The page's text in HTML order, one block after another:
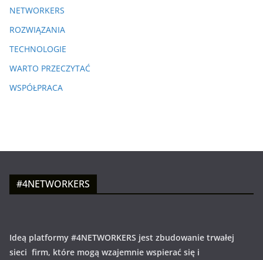
NETWORKERS
ROZWIĄZANIA
TECHNOLOGIE
WARTO PRZECZYTAĆ
WSPÓŁPRACA
#4NETWORKERS
Ideą platformy #4NETWORKERS jest zbudowanie trwałej
sieci firm, które mogą wzajemnie wspierać się i